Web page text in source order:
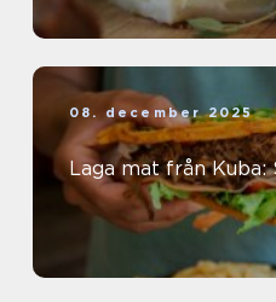
08. december 2025
Laga mat från Kuba: